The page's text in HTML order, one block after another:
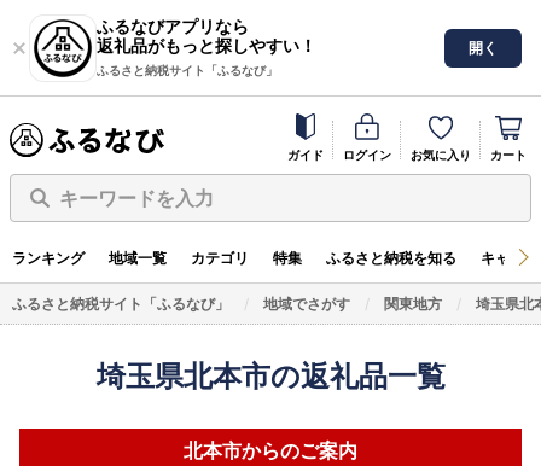
ふるなびアプリなら
返礼品がもっと探しやすい！
ふるさと納税サイト「ふるなび」
開く
ガイド ログイン お気に入り カート
キーワードを入力
ランキング 地域一覧 カテゴリ 特集 ふるさと納税を知る キャン
ふるさと納税サイト「ふるなび」 地域でさがす 関東地方 埼玉県北
埼玉県北本市の返礼品一覧
北本市からのご案内